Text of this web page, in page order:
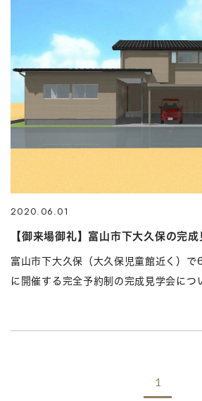
2020.06.01
【御来場御礼】富山市下大久保の完成
富山市下大久保（大久保児童館近く）
に開催する完全予約制の完成見学会につ
1